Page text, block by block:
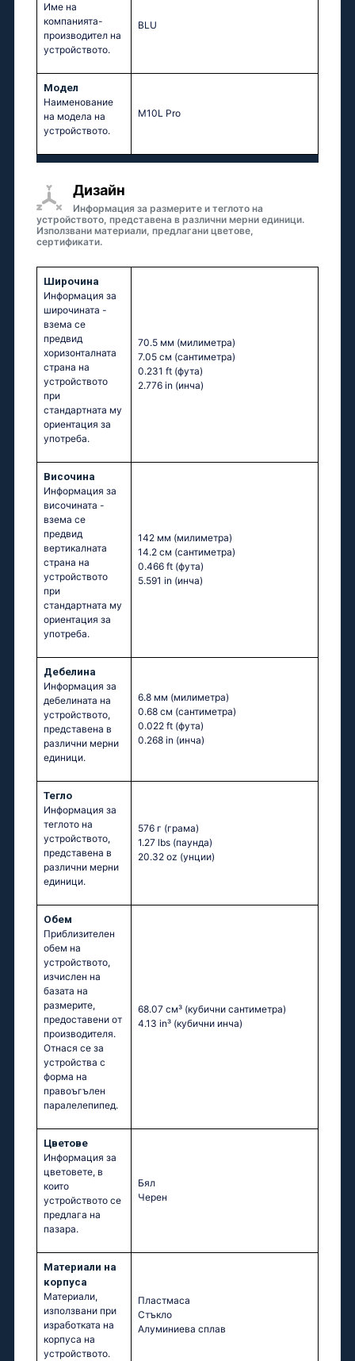
Име на
компанията-
производител на
устройството.
BLU
Модел
Наименование
на модела на
устройството.
M10L Pro
Дизайн
Информация за размерите и теглото на
устройството, представена в различни мерни единици.
Използвани материали, предлагани цветове,
сертификати.
Широчина
Информация за
широчината -
взема се
предвид
хоризонталната
страна на
устройството
при
стандартната му
ориентация за
употреба.
70.5 мм (милиметра)
7.05 см (сантиметра)
0.231 ft (фута)
2.776 in (инча)
Височина
Информация за
височината -
взема се
предвид
вертикалната
страна на
устройството
при
стандартната му
ориентация за
употреба.
142 мм (милиметра)
14.2 см (сантиметра)
0.466 ft (фута)
5.591 in (инча)
Дебелина
Информация за
дебелината на
устройството,
представена в
различни мерни
единици.
6.8 мм (милиметра)
0.68 см (сантиметра)
0.022 ft (фута)
0.268 in (инча)
Тегло
Информация за
теглото на
устройството,
представена в
различни мерни
единици.
576 г (грама)
1.27 lbs (паунда)
20.32 oz (унции)
Обем
Приблизителен
обем на
устройството,
изчислен на
базата на
размерите,
предоставени от
производителя.
Отнася се за
устройства с
форма на
правоъгълен
паралелепипед.
68.07 см³ (кубични сантиметра)
4.13 in³ (кубични инча)
Цветове
Информация за
цветовете, в
които
устройството се
предлага на
пазара.
Бял
Черен
Материали на
корпуса
Материали,
използвани при
изработката на
корпуса на
устройството.
Пластмаса
Стъкло
Алуминиева сплав